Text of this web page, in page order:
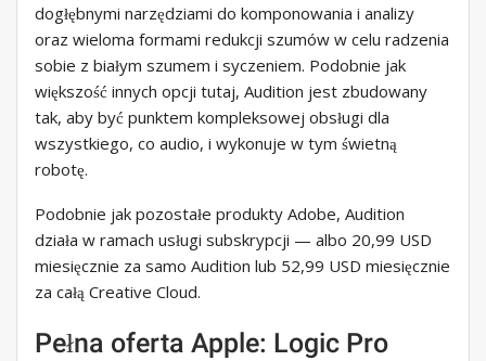
dogłębnymi narzędziami do komponowania i analizy
oraz wieloma formami redukcji szumów w celu radzenia
sobie z białym szumem i syczeniem. Podobnie jak
większość innych opcji tutaj, Audition jest zbudowany
tak, aby być punktem kompleksowej obsługi dla
wszystkiego, co audio, i wykonuje w tym świetną
robotę.
Podobnie jak pozostałe produkty Adobe, Audition
działa w ramach usługi subskrypcji — albo 20,99 USD
miesięcznie za samo Audition lub 52,99 USD miesięcznie
za całą Creative Cloud.
Pełna oferta Apple: Logic Pro